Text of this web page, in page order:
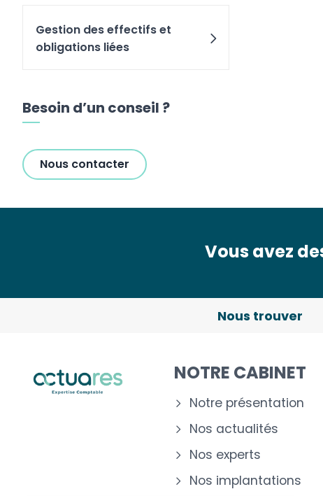
Gestion des effectifs et
obligations liées
Besoin d’un conseil ?
Nous contacter
Vous avez
Nous trouver
NOTRE CABINET
Notre présentation
Nos actualités
Nos experts
Nos implantations